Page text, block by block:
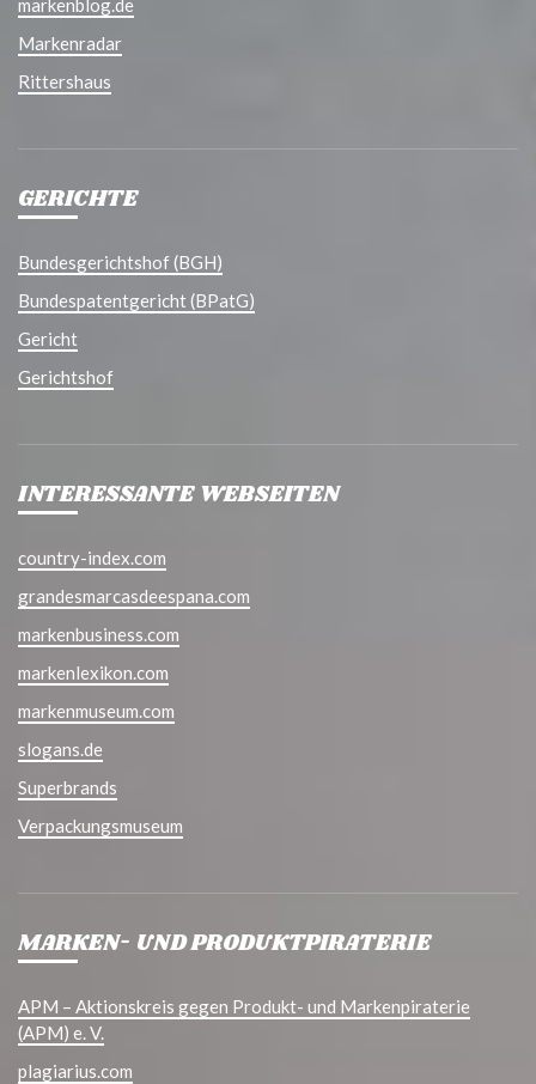
markenblog.de
Markenradar
Rittershaus
GERICHTE
Bundesgerichtshof (BGH)
Bundespatentgericht (BPatG)
Gericht
Gerichtshof
INTERESSANTE WEBSEITEN
country-index.com
grandesmarcasdeespana.com
markenbusiness.com
markenlexikon.com
markenmuseum.com
slogans.de
Superbrands
Verpackungsmuseum
MARKEN- UND PRODUKTPIRATERIE
APM – Aktionskreis gegen Produkt- und Markenpiraterie
(APM) e. V.
plagiarius.com